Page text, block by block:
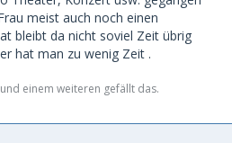
meist auch noch einen
bleibt da nicht soviel Zeit übrig
hat man zu wenig Zeit .
einem weiteren gefällt das.